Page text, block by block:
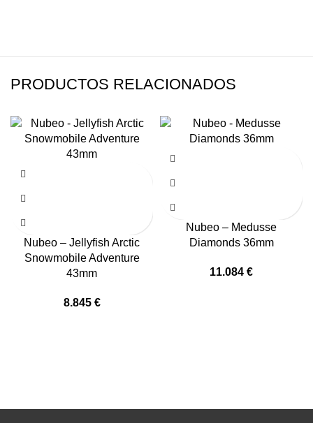
PRODUCTOS RELACIONADOS
Nubeo – Jellyfish Arctic
Snowmobile Adventure
43mm
8.845 €
Nubeo – Medusse
Diamonds 36mm
11.084 €